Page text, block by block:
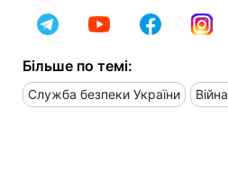
Більше по темі:
Служба безпеки України